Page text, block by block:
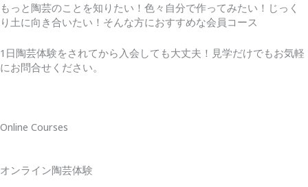
もっと陶芸のことを知りたい！色々自分で作ってみたい！じっく
り土に向き合いたい！そんな方におすすめな会員コース
1日陶芸体験をされてから入会しても大丈夫！見学だけでもお気軽
にお問合せください。
Online Courses
オンライン陶芸体験